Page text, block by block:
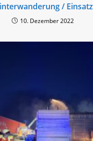
/ Einsatz
10. Dezember 2022